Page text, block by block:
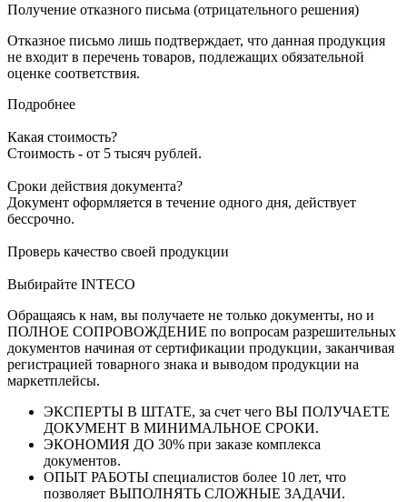
Получение отказного письма (отрицательного решения)
Отказное письмо лишь подтверждает, что данная продукция
не входит в перечень товаров, подлежащих обязательной
оценке соответствия.
Подробнее
Какая стоимость?
Стоимость - от 5 тысяч рублей.
Сроки действия документа?
Документ оформляется в течение одного дня, действует
бессрочно.
Проверь качество своей продукции
Выбирайте INTECO
Обращаясь к нам, вы получаете не только документы, но и
ПОЛНОЕ СОПРОВОЖДЕНИЕ по вопросам разрешительных
документов начиная от сертификации продукции, заканчивая
регистрацией товарного знака и выводом продукции на
маркетплейсы.
ЭКСПЕРТЫ В ШТАТЕ, за счет чего ВЫ ПОЛУЧАЕТЕ
ДОКУМЕНТ В МИНИМАЛЬНОЕ СРОКИ.
ЭКОНОМИЯ ДО 30% при заказе комплекса
документов.
ОПЫТ РАБОТЫ специалистов более 10 лет, что
позволяет ВЫПОЛНЯТЬ СЛОЖНЫЕ ЗАДАЧИ.